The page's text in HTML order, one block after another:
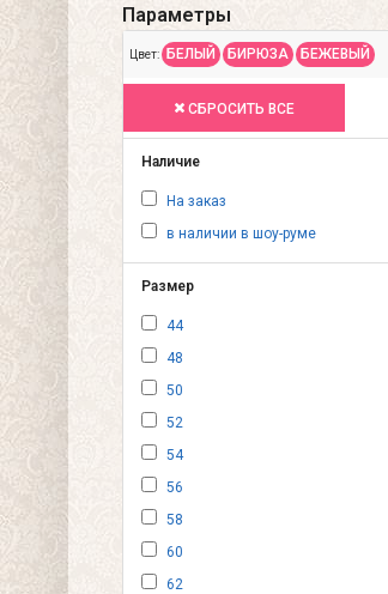
Параметры
Цвет: БЕЛЫЙ БИРЮЗА БЕЖЕВЫЙ
СБРОСИТЬ ВСЕ
Наличие
На заказ
в наличии в шоу-руме
Размер
44
48
50
52
54
56
58
60
62